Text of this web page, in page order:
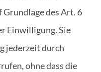
des Art. 6
Einwilligung. Sie
jederzeit durch
ohne dass die